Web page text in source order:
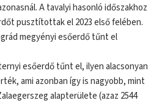
A tavalyi hasonló időszakhoz
pusztítottak el 2023 első felében.
megyényi esőerdő tűnt el
esőerdő tűnt el, ilyen alacsonyan
ami azonban így is nagyobb, mint
alapterülete (azaz 2544